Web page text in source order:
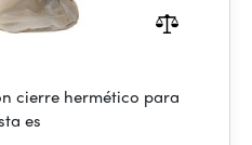
cierre hermético para
es